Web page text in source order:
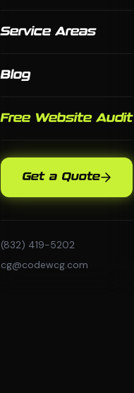
Service Areas
Blog
Free Website Audit
Get a Quote
(832) 419-5202
cg@codewcg.com